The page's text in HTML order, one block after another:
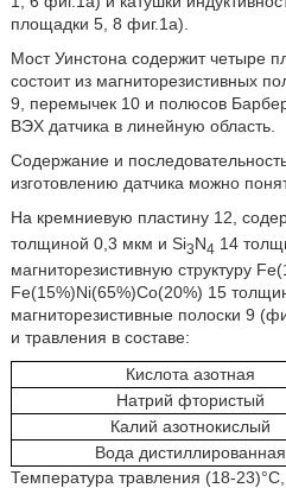
площадки 5, 8 фиг.1а).
Мост Уинстона содержит четыре
состоит из магниторезистивных
9, перемычек 10 и полюсов
ВЭХ датчика в линейную область.
Содержание и
изготовлению датчика можно
На кремниевую пластину 12,
толщиной 0,3 мкм и Si3N4 14
магниторезистивную структуру
Fe(15%)Ni(65%)Co(20%) 15
магниторезистивные полоски 9
и травления в составе:
Кислота азотная
Натрий фтористый
Калий азотнокислый
Вода дистиллированная
Температура травления (18-